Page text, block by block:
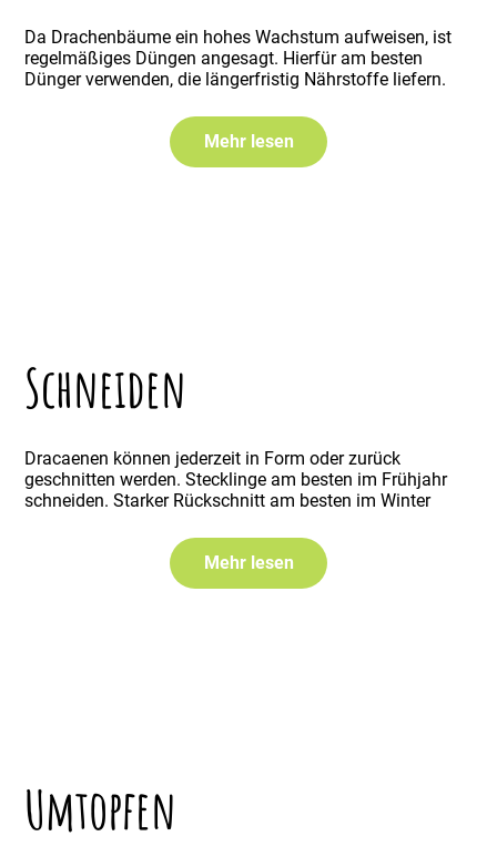
Da Drachenbäume ein hohes Wachstum aufweisen, ist
regelmäßiges Düngen angesagt. Hierfür am besten
Dünger verwenden, die längerfristig Nährstoffe liefern.
Mehr lesen
Schneiden
Dracaenen können jederzeit in Form oder zurück
geschnitten werden. Stecklinge am besten im Frühjahr
schneiden. Starker Rückschnitt am besten im Winter
Mehr lesen
Umtopfen